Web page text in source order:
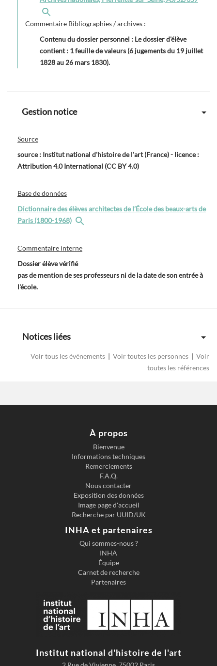
Commentaire Bibliographies / archives :
Contenu du dossier personnel : Le dossier d'élève
contient : 1 feuille de valeurs (6 jugements du 19 juillet
1828 au 26 mars 1830).
Gestion notice
Source
source : Institut national d'histoire de l'art (France) - licence :
Attribution 4.0 International (CC BY 4.0)
Base de données
Dictionnaire des élèves architectes de l’École des beaux-arts de
Paris (1800-1968)
Commentaire interne
Dossier élève vérifié
pas de mention de ses professeurs ni de la date de son entrée à
l'école.
Notices liées
Voir tous les événements | Voir toutes les personnes | Voir
toutes les références
À propos
Bienvenue
Informations techniques
Remerciements
F.A.Q.
Nous contacter
Exposition des données
Image page d'accueil
Recherche par UUID/UK
INHA et partenaires
Qui sommes-nous ?
INHA
Équipe
Carnet de recherche
Partenaires
Institut national d'histoire de l'art